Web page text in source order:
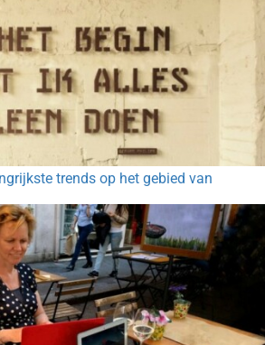
trends op het gebied van